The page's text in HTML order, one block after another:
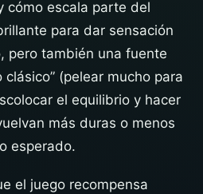
cómo escala parte del
para dar sensación
pero también una fuente
(pelear mucho para
el equilibrio y hacer
más duras o menos
esperado.
el juego recompensa